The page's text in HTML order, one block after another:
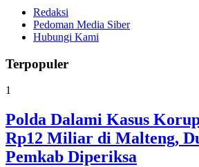
Redaksi
Pedoman Media Siber
Hubungi Kami
Terpopuler
1
Polda Dalami Kasus
Rp12 Miliar di Malteng,
Pemkab Diperiksa